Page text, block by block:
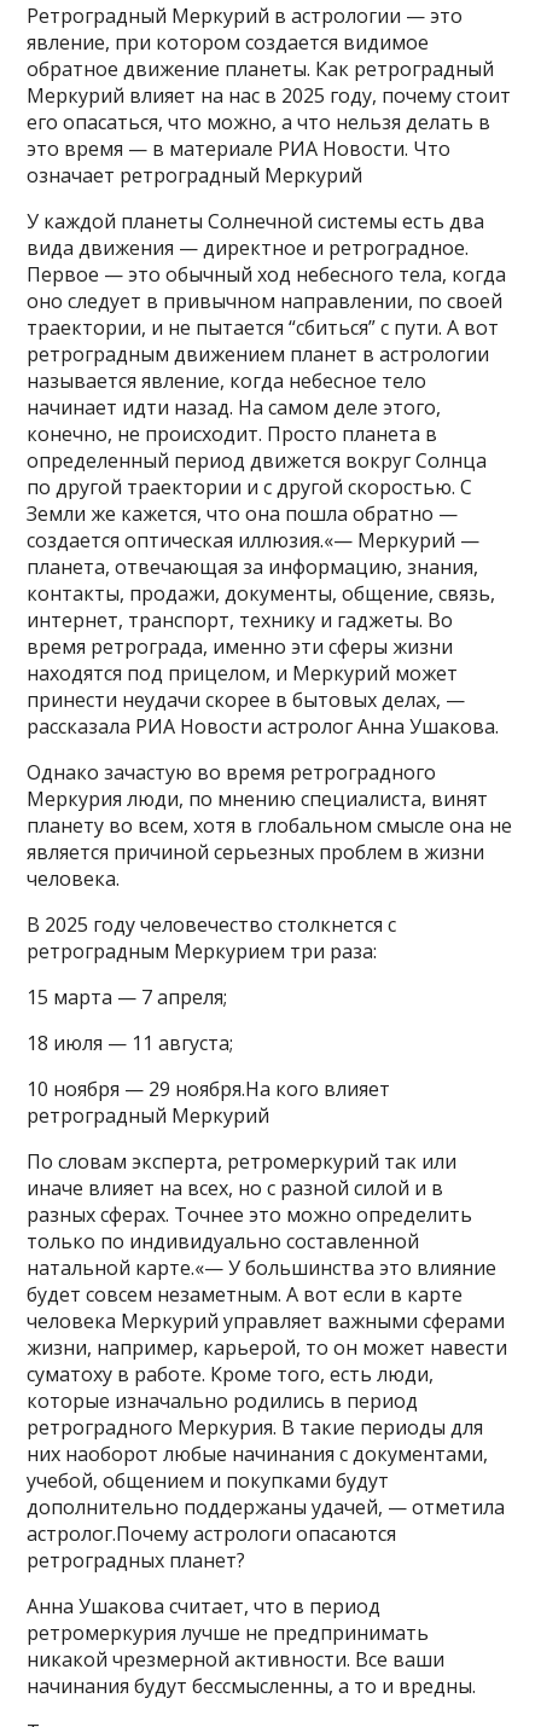
Ретроградный Меркурий в астрологии — это
явление, при котором создается видимое
обратное движение планеты. Как ретроградный
Меркурий влияет на нас в 2025 году, почему стоит
его опасаться, что можно, а что нельзя делать в
это время — в материале РИА Новости. Что
означает ретроградный Меркурий
У каждой планеты Солнечной системы есть два
вида движения — директное и ретроградное.
Первое — это обычный ход небесного тела, когда
оно следует в привычном направлении, по своей
траектории, и не пытается “сбиться” с пути. А вот
ретроградным движением планет в астрологии
называется явление, когда небесное тело
начинает идти назад. На самом деле этого,
конечно, не происходит. Просто планета в
определенный период движется вокруг Солнца
по другой траектории и с другой скоростью. С
Земли же кажется, что она пошла обратно —
создается оптическая иллюзия.«— Меркурий —
планета, отвечающая за информацию, знания,
контакты, продажи, документы, общение, связь,
интернет, транспорт, технику и гаджеты. Во
время ретрограда, именно эти сферы жизни
находятся под прицелом, и Меркурий может
принести неудачи скорее в бытовых делах, —
рассказала РИА Новости астролог Анна Ушакова.
Однако зачастую во время ретроградного
Меркурия люди, по мнению специалиста, винят
планету во всем, хотя в глобальном смысле она не
является причиной серьезных проблем в жизни
человека.
В 2025 году человечество столкнется с
ретроградным Меркурием три раза:
15 марта — 7 апреля;
18 июля — 11 августа;
10 ноября — 29 ноября.На кого влияет
ретроградный Меркурий
По словам эксперта, ретромеркурий так или
иначе влияет на всех, но с разной силой и в
разных сферах. Точнее это можно определить
только по индивидуально составленной
натальной карте.«— У большинства это влияние
будет совсем незаметным. А вот если в карте
человека Меркурий управляет важными сферами
жизни, например, карьерой, то он может навести
суматоху в работе. Кроме того, есть люди,
которые изначально родились в период
ретроградного Меркурия. В такие периоды для
них наоборот любые начинания с документами,
учебой, общением и покупками будут
дополнительно поддержаны удачей, — отметила
астролог.Почему астрологи опасаются
ретроградных планет?
Анна Ушакова считает, что в период
ретромеркурия лучше не предпринимать
никакой чрезмерной активности. Все ваши
начинания будут бессмысленны, а то и вредны.